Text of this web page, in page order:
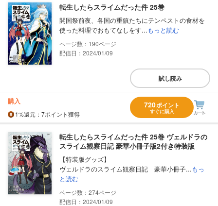
転生したらスライムだった件 25巻
開国祭前夜、各国の重鎮たちにテンペストの食材を
使った料理でおもてなしをす...もっと読む
190
配信日：2024/01/09
試し読み
購入
1%還元 ：7ポイント獲得
720ポイント
すぐに購入
転生したらスライムだった件 25巻 ヴェルドラの
スライム観察日記 豪華小冊子版2付き特装版
【特装版グッズ】
ヴェルドラのスライム観察日記 豪華小冊子...もっ
と読む
274
配信日：2024/01/09